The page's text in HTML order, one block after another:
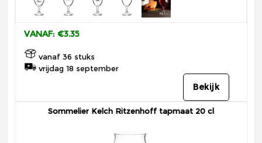
VANAF: €3.35
vanaf 36 stuks
vrijdag 18 september
Bekijk
Sommelier Kelch Ritzenhoff tapmaat 20 cl